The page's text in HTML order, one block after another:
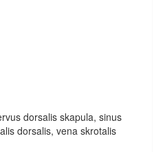
dorsalis skapula, sinus
dorsalis, vena skrotalis